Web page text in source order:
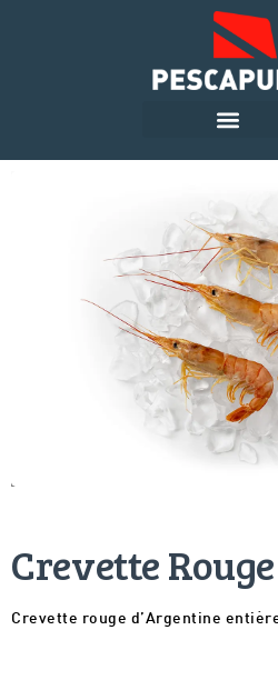
Crevette
Crevette rouge d’Argentine